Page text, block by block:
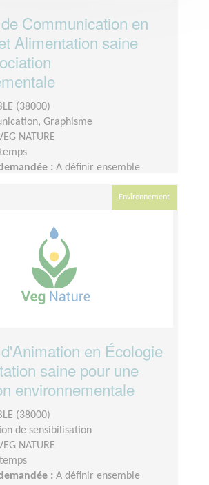
Communication en
Alimentation saine
(38000)
Graphisme
NATURE
: A définir ensemble
Environnement
en Écologie
saine pour une
environnementale
(38000)
de sensibilisation
NATURE
: A définir ensemble